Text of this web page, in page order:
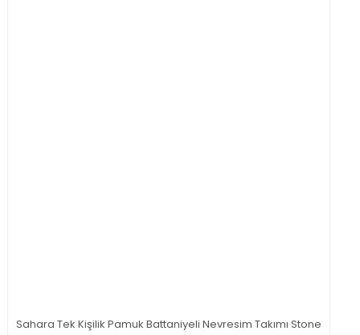
Sahara Tek Kişilik Pamuk Battaniyeli Nevresim Takımı Stone